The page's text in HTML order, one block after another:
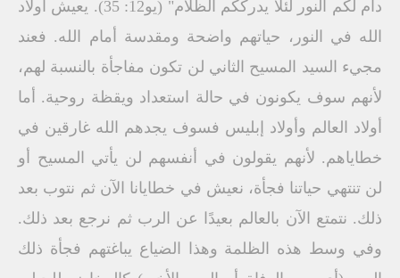
دام لكم النور لئلا يدرككم الظلام" (يو12: 35). يعيش أولاد
الله في النور، حياتهم واضحة ومقدسة أمام الله. فعند
مجيء السيد المسيح الثاني لن تكون مفاجأة بالنسبة لهم،
لأنهم سوف يكونون في حالة استعداد ويقظة روحية. أما
أولاد العالم وأولاد إبليس فسوف يجدهم الله غارقين في
خطاياهم. لأنهم يقولون في أنفسهم لن يأتي المسيح أو
لن تنتهي حياتنا فجأة، نعيش في خطايانا الآن ثم نتوب بعد
ذلك. نتمتع الآن بالعالم بعيدًا عن الرب ثم نرجع بعد ذلك.
وفي وسط هذه الظلمة وهذا الضياع يباغتهم فجأة ذلك